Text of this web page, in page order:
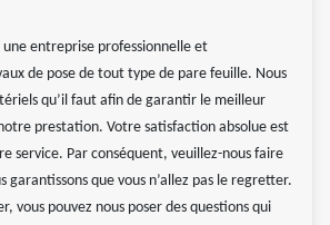
une entreprise professionnelle et
de pose de tout type de pare feuille. Nous
qu’il faut afin de garantir le meilleur
prestation. Votre satisfaction absolue est
service. Par conséquent, veuillez-nous faire
garantissons que vous n’allez pas le regretter.
vous pouvez nous poser des questions qui